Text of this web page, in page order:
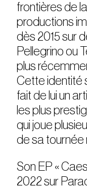
frontières de
productions
dès 2015 sur
Pellegrino ou
plus
Cette identité
fait de lui un
les plus
qui joue
de sa tournée
Son EP «
2022 sur